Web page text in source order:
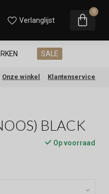
Verlanglijst
0
SALE
Onze winkel Klantenservice
BLACK
Op voorraad